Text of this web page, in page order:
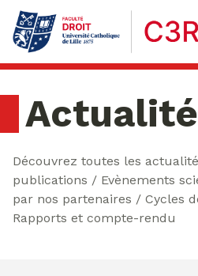
Découvrez toutes les
publications / Evènements
par nos partenaires / Cycles
Rapports et compte-rendu